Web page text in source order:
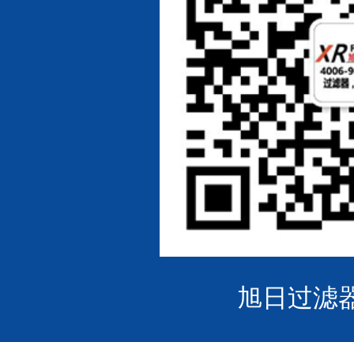
旭日过滤